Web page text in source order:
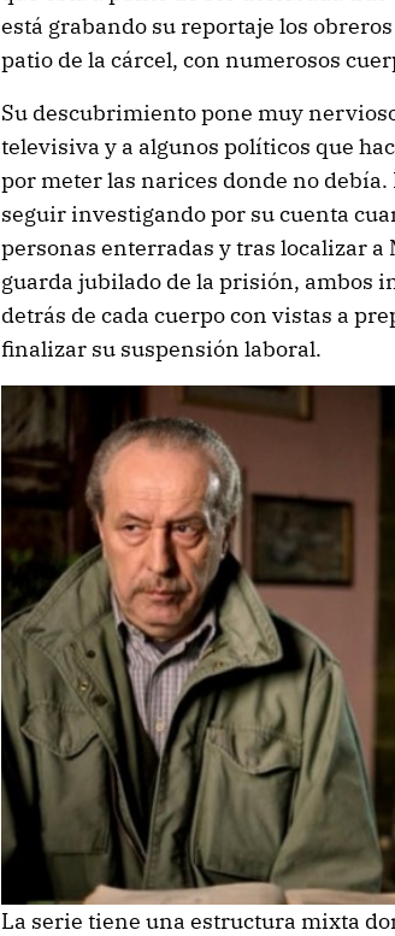
está grabando su reportaje los
patio de la cárcel, con numerosos
Su descubrimiento pone muy
televisiva y a algunos políticos que
por meter las narices donde no
seguir investigando por su cuenta
personas enterradas y tras localizar
guarda jubilado de la prisión, ambos
detrás de cada cuerpo con vistas a
finalizar su suspensión laboral.
La serie tiene una estructura mixta